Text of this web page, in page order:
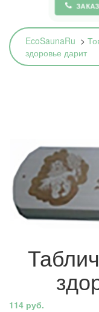
EcoSaunaRu >
здоровье дарит
114 руб.